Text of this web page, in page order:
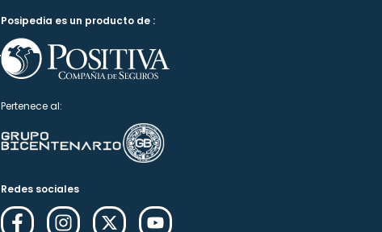
Posipedia es un producto de :
Pertenece al:
Redes sociales